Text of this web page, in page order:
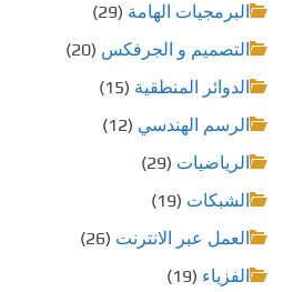
البرمجيات الهامة (29)
التصميم و الجرفكس (20)
الدوائر المنطقية (15)
الرسم الهندسي (12)
الرياضيات (29)
الشبكات (19)
العمل عبر الانترنت (26)
الفزياء (19)